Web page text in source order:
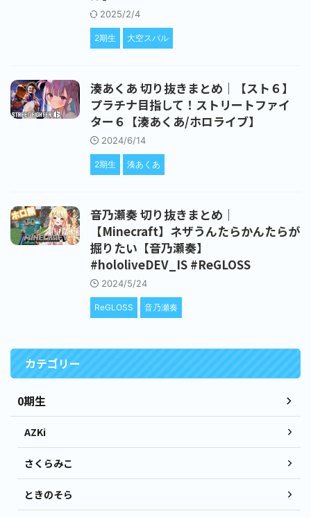
2025/2/4
2期生 大空スバル
湊あくあ 切り抜きまとめ｜【スト６】
プラチナ目指して！ストリートファイ
ター６【湊あくあ/ホロライブ】
2024/6/14
2期生 湊あくあ
音乃瀬奏 切り抜きまとめ｜
【Minecraft】ネザうんたらかんたらが
掘りたい【音乃瀬奏】
#hololiveDEV_IS #ReGLOSS
2024/5/24
ReGLOSS 音乃瀬奏
カテゴリー
0期生
AZKi
さくらみこ
ときのそら